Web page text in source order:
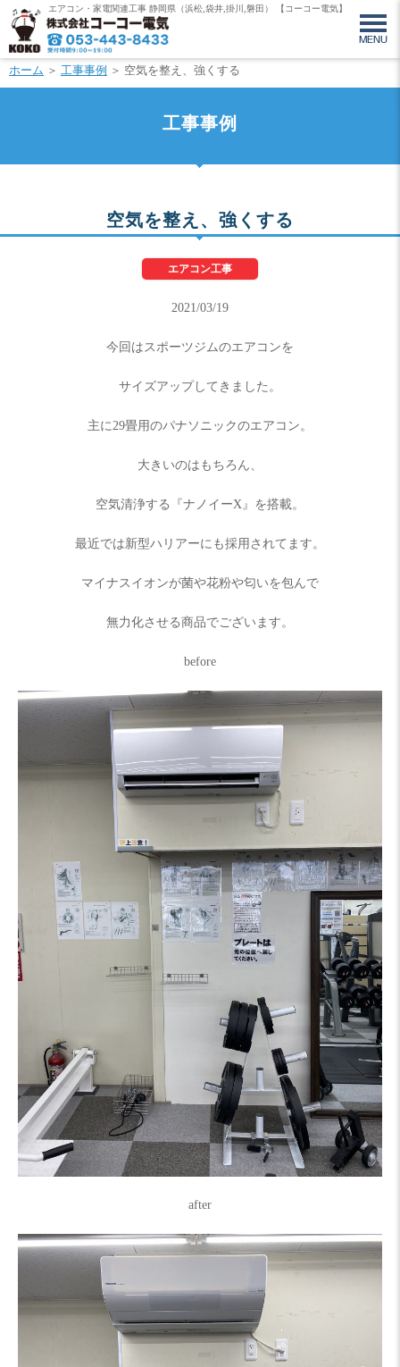
エアコン・家電関連工事 静岡県（浜松,袋井,掛川,磐田） 【コーコー電気】
ホーム ＞ 工事事例 ＞ 空気を整え、強くする
工事事例
空気を整え、強くする
エアコン工事
2021/03/19
今回はスポーツジムのエアコンを
サイズアップしてきました。
主に29畳用のパナソニックのエアコン。
大きいのはもちろん、
空気清浄する『ナノイーX』を搭載。
最近では新型ハリアーにも採用されてます。
マイナスイオンが菌や花粉や匂いを包んで
無力化させる商品でございます。
before
after